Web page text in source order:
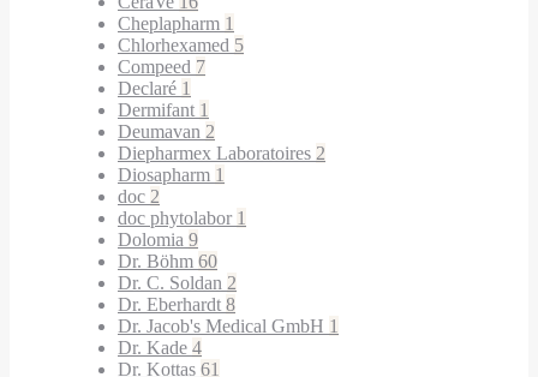
Cheplapharm 1
Chlorhexamed 5
Compeed 7
Declaré 1
Dermifant 1
Deumavan 2
Diepharmex Laboratoires 2
Diosapharm 1
doc 2
doc phytolabor 1
Dolomia 9
Dr. Böhm 60
Dr. C. Soldan 2
Dr. Eberhardt 8
Dr. Jacob's Medical GmbH 1
Dr. Kade 4
Dr. Kottas 61